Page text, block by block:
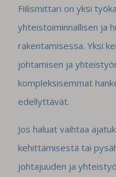
Fiilismittari on yksi
yhteistoiminnallisen ja
rakentamisessa. Yksi
johtamisen ja
kompleksisemmat
edellyttävät.
Jos haluat vaihtaa
kehittämisestä tai
johtajuuden ja